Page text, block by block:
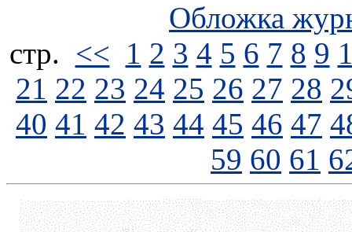
Обложка
стp. << 1 2 3 4 5 6 7 8 9
21 22 23 24 25 26 27 28
40 41 42 43 44 45 46 47
59 60 61